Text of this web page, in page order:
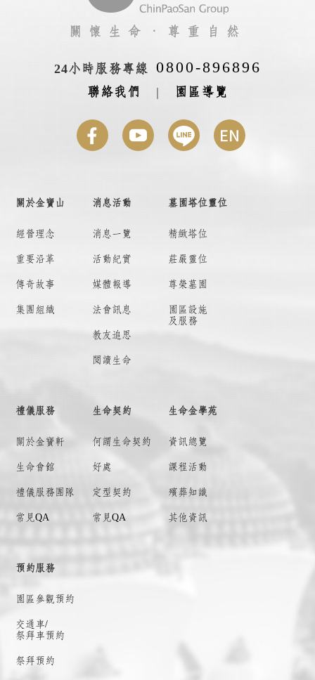
關懷生命‧尊重自然
24小時服務專線 0800-896896
聯絡我們 | 園區導覽
關於金寶山
經營理念
重要沿革
傳奇故事
集團組織
消息活動
消息一覽
活動紀實
媒體報導
法會訊息
教友追思
閱讀生命
墓園塔位靈位
精緻塔位
莊嚴靈位
尊榮墓園
園區設施
及服務
禮儀服務
關於金寶軒
生命會館
禮儀服務團隊
常見QA
生命契約
何謂 生命契約
好處
定型契約
常見QA
生命金學苑
資訊總覽
課程活動
殯葬知識
其他資訊
預約服務
園區參觀預約
交通車/
祭拜車預約
祭拜預約